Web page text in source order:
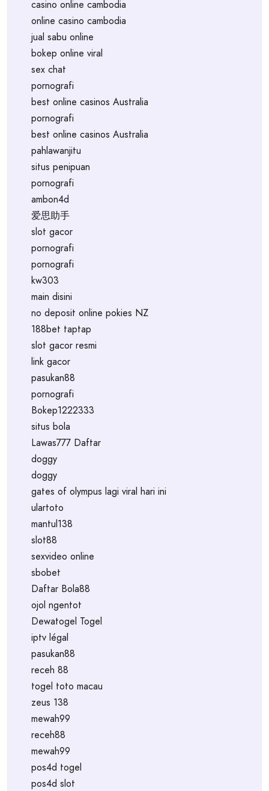
casino online cambodia
online casino cambodia
jual sabu online
bokep online viral
sex chat
pornografi
best online casinos Australia
pornografi
best online casinos Australia
pahlawanjitu
situs penipuan
pornografi
ambon4d
爱思助手
slot gacor
pornografi
pornografi
kw303
main disini
no deposit online pokies NZ
188bet taptap
slot gacor resmi
link gacor
pasukan88
pornografi
Bokep1222333
situs bola
Lawas777 Daftar
doggy
doggy
gates of olympus lagi viral hari ini
ulartoto
mantul138
slot88
sexvideo online
sbobet
Daftar Bola88
ojol ngentot
Dewatogel Togel
iptv légal
pasukan88
receh 88
togel toto macau
zeus 138
mewah99
receh88
mewah99
pos4d togel
pos4d slot